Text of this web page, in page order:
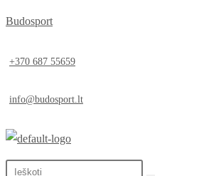
Budosport
+370 687 55659
info@budosport.lt